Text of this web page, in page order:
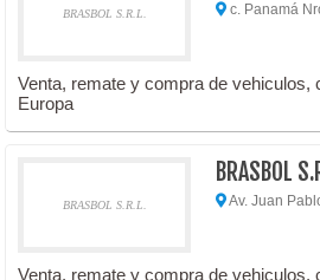
BRASBOL S.R.L. c. Panamá
Venta, remate y compra de vehiculos,
Europa
BRASBOL S.R.L.
BRASBOL
Av. Juan
Venta, remate y compra de vehiculos,